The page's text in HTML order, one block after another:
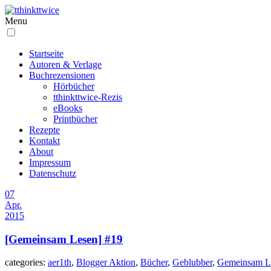
Menu
Startseite
Autoren & Verlage
Buchrezensionen
Hörbücher
tthinkttwice-Rezis
eBooks
Printbücher
Rezepte
Kontakt
About
Impressum
Datenschutz
07
Apr.
2015
[Gemeinsam Lesen] #19
categories: aer1th, Blogger Aktion, Bücher, Geblubber, Gemeinsam